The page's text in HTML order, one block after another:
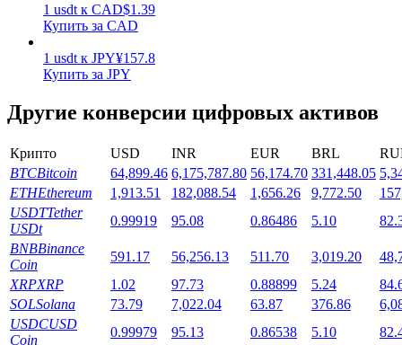
Стейкинг
Высокая прибыль и мгновенный доступ
Launchpool
Гибкая ставка для заработка популярных токенов
1 usdt к CAD$1.39
Купить за CAD
1 usdt к JPY¥157.8
Купить за JPY
Другие конверсии цифровых активов
Крипто USD INR EUR BRL
BTCBitcoin 64,899.46 6,175,787.80 56,174.70 331,448.05
ETHEthereum 1,913.51 182,088.54 1,656.26 9,772.50
USDTTether
USDt
0.99919 95.08 0.86486 5.10
BNBBinance
Coin
591.17 56,256.13 511.70 3,019.20
XRPXRP 1.02 97.73 0.88899 5.24
SOLSolana 73.79 7,022.04 63.87 376.86
USDCUSD
Coin
0.99979 95.13 0.86538 5.10